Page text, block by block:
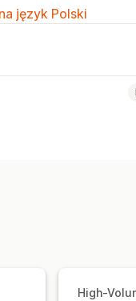
język Polski
AnalizyHigh-